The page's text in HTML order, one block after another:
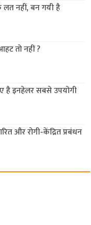
नहीं, बन गयी है
तो नहीं ?
है इनहेलर सबसे उपयोगी
और रोगी-केंद्रित प्रबंधन